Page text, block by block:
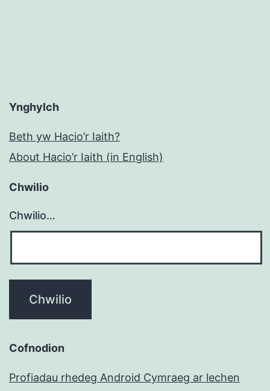
Ynghylch
Beth yw Hacio’r Iaith?
About Hacio’r Iaith (in English)
Chwilio
Chwilio…
Cofnodion
Profiadau rhedeg Android Cymraeg ar lechen